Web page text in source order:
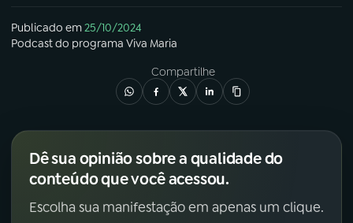
Publicado em25/10/2024
Podcastdo programa Viva Maria
Compartilhe
Dê sua opinião sobre a qualidade do
conteúdo que você acessou.
Escolha sua manifestação em apenas um clique.